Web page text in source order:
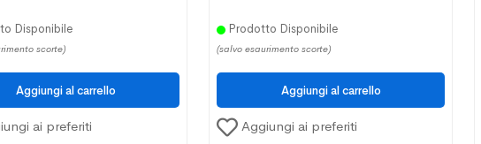
Disponibile
scorte)
ai preferiti
Prodotto Disponibile
(salvo esaurimento scorte)
Aggiungi ai preferiti